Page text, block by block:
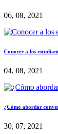
06, 08, 2021
Conocer a los
04, 08, 2021
¿Cómo abordar
30, 07, 2021